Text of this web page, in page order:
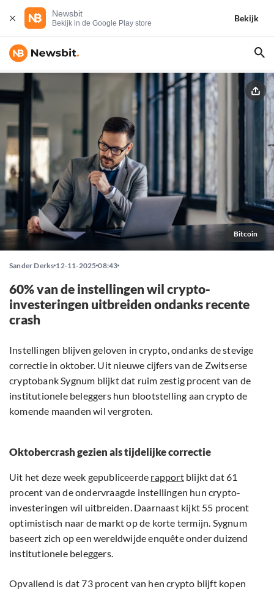
Newsbit
Bekijk in de Google Play store
Bekijk
Bitcoin
Sander Derks 12-11-2025 08:43
60% van de instellingen wil crypto-
investeringen uitbreiden ondanks recente
crash
Instellingen blijven geloven in crypto, ondanks de stevige
correctie in oktober. Uit nieuwe cijfers van de Zwitserse
cryptobank Sygnum blijkt dat ruim zestig procent van de
institutionele beleggers hun blootstelling aan crypto de
komende maanden wil vergroten.
Oktobercrash gezien als tijdelijke correctie
Uit het deze week gepubliceerde rapportblijkt dat 61
procent van de ondervraagde instellingen hun crypto-
investeringen wil uitbreiden. Daarnaast kijkt 55 procent
optimistisch naar de markt op de korte termijn. Sygnum
baseert zich op een wereldwijde enquête onder duizend
institutionele beleggers.
Opvallend is dat 73 procent van hen crypto blijft kopen